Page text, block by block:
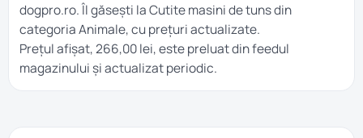
dogpro.ro. Îl găsești laCutite masini de tunsdin
categoriaAnimale, cu prețuri actualizate.
Prețul afișat, 266,00 lei, este preluat din feedul
magazinului și actualizat periodic.